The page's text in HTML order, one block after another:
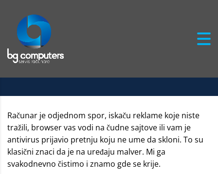
Uklanjanje virusa
i malvera
Računar je odjednom spor, iskaču reklame koje niste
tražili, browser vas vodi na čudne sajtove ili vam je
antivirus prijavio pretnju koju ne ume da skloni. To su
klasični znaci da je na uređaju malver. Mi ga
svakodnevno čistimo i znamo gde se krije.